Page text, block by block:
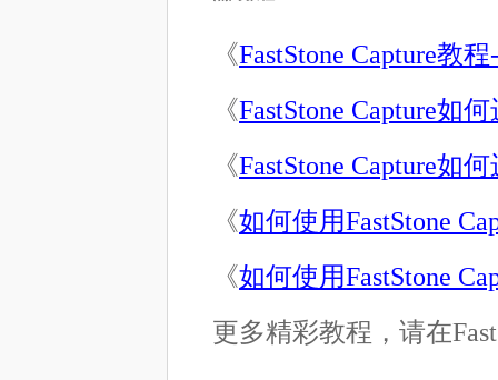
《FastStone Capture教
《FastStone Capture如
《FastStone Capture如
《如何使用FastStone
《如何使用FastStone
更多精彩教程，请在